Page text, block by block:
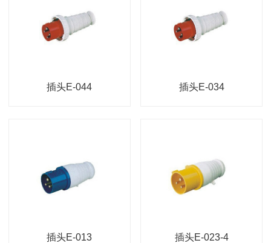
插头E-044 插头E-034
插头E-013 插头E-023-4